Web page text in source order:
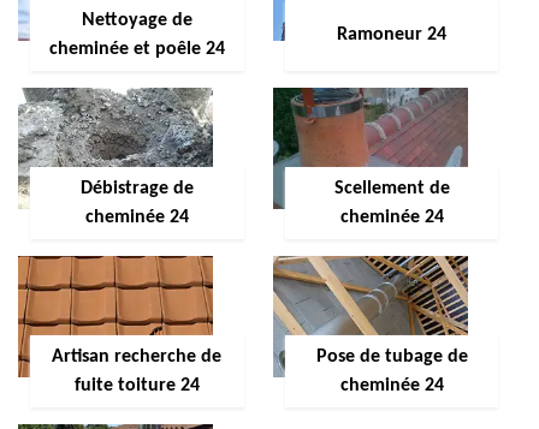
Nettoyage de
cheminée et poêle 24
Ramoneur 24
Débistrage de
cheminée 24
Scellement de
cheminée 24
Artisan recherche de
fuite toiture 24
Pose de tubage de
cheminée 24